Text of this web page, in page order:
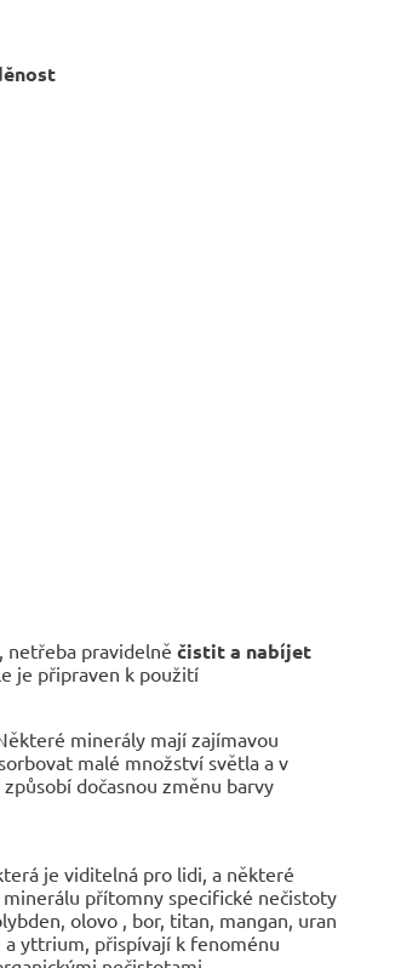
netřeba pravidelně čistit a nabíjet
je připraven k použití
minerály mají zajímavou
malé množství světla a v
dočasnou změnu barvy
je viditelná pro lidi, a některé
přítomny specifické nečistoty
olovo , bor, titan, mangan, uran
a yttrium, přispívají k fenoménu